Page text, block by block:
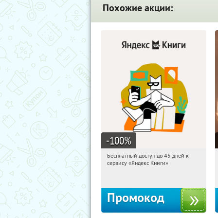
Похожие акции:
-100%
10:13:02
Получи первым!
Бесплатный доступ до 45 дней к
сервису «Яндекс Книги»
Промокод